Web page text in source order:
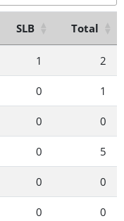
SLB Total
1 2
0 1
0 0
0 5
0 0
0 0